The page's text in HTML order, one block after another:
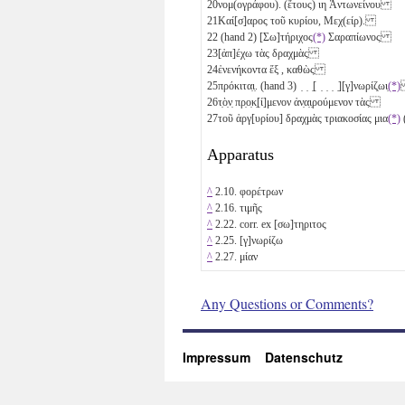
20νομ(ογράφου). (ἔτους) ιη Ἀντωνείνου
21Καί[σ]αρος τοῦ κυρίου, Μεχ(είρ).
22 (hand 2) [Σω]τήριχος(*) Σαραπίωνος
23[ἀπ]έχω τὰς δραχμὰς
24ἐνενήκοντα ἕξ
, καθὼς
25πρόκιτα̣ι̣. (hand 3) ̣ ̣ ̣[ ̣ ̣ ̣ ̣][γ]νωρίζ̣ωι̣(*)
26τ̣ὸ̣ν̣ πρ̣ο̣κ̣[ί]μενον ἀν̣α̣ι̣ρούμενον τὰς
27τοῦ ἀργ[υρίου] δραχμὰς τριακοσίας μια(*)
Apparatus
^ 2.10. φορέτρων
^ 2.16. τιμῆς
^ 2.22. corr. ex [σω]τηριτος
^ 2.25. [γ]νωρίζω
^ 2.27. μίαν
Any Questions or Comments?
Impressum Datenschutz